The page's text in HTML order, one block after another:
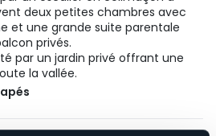
deux petites chambres avec
et une grande suite parentale
privés.
par un jardin privé offrant une
la vallée.